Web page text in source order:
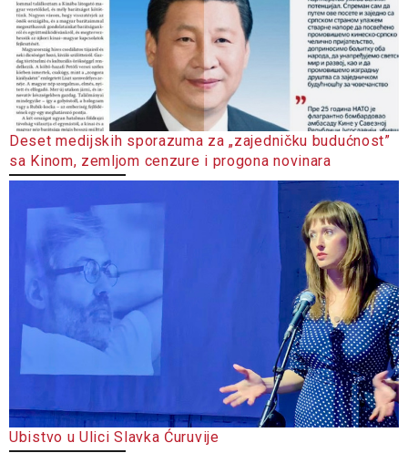
Deset medijskih sporazuma za „zajedničku budućnost”
sa Kinom, zemljom cenzure i progona novinara
Ubistvo u Ulici Slavka Ćuruvije